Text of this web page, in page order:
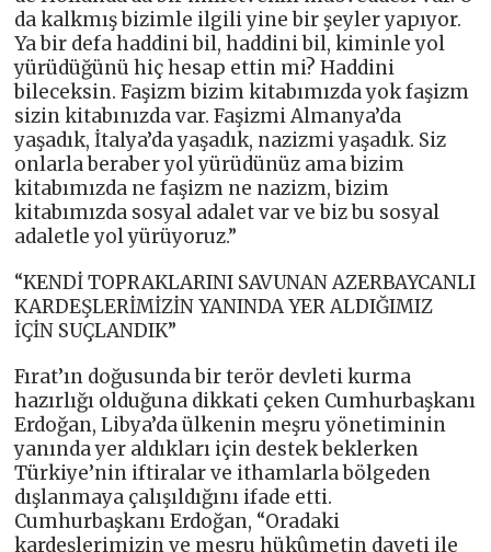
da kalkmış bizimle ilgili yine bir şeyler yapıyor.
Ya bir defa haddini bil, haddini bil, kiminle yol
yürüdüğünü hiç hesap ettin mi? Haddini
bileceksin. Faşizm bizim kitabımızda yok faşizm
sizin kitabınızda var. Faşizmi Almanya’da
yaşadık, İtalya’da yaşadık, nazizmi yaşadık. Siz
onlarla beraber yol yürüdünüz ama bizim
kitabımızda ne faşizm ne nazizm, bizim
kitabımızda sosyal adalet var ve biz bu sosyal
adaletle yol yürüyoruz.”
“KENDİ TOPRAKLARINI SAVUNAN AZERBAYCANLI
KARDEŞLERİMİZİN YANINDA YER ALDIĞIMIZ
İÇİN SUÇLANDIK”
Fırat’ın doğusunda bir terör devleti kurma
hazırlığı olduğuna dikkati çeken Cumhurbaşkanı
Erdoğan, Libya’da ülkenin meşru yönetiminin
yanında yer aldıkları için destek beklerken
Türkiye’nin iftiralar ve ithamlarla bölgeden
dışlanmaya çalışıldığını ifade etti.
Cumhurbaşkanı Erdoğan, “Oradaki
kardeşlerimizin ve meşru hükûmetin daveti ile